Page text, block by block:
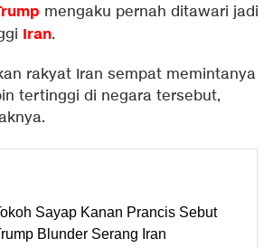
mengaku pernah ditawari jadi
Iran.
rakyat Iran sempat memintanya
tertinggi di negara tersebut,
Sayap Kanan Prancis Sebut
Blunder Serang Iran